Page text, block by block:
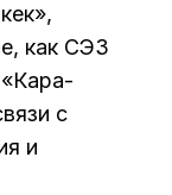
как СЭЗ
с
и